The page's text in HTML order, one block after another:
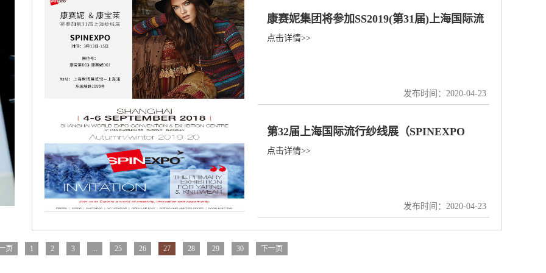
康赛妮集团将参加SS2019(第31届)上海国际流
行纱线展（SPINEXPO SHANGHAI）
点击详情>>
发布时间：2020-04-23
第32届上海国际流行纱线展（SPINEXPO
SHANGHAI）
点击详情>>
发布时间：2020-04-23
页 1 2 3 ... 25 26 27 28 29 30 下一页